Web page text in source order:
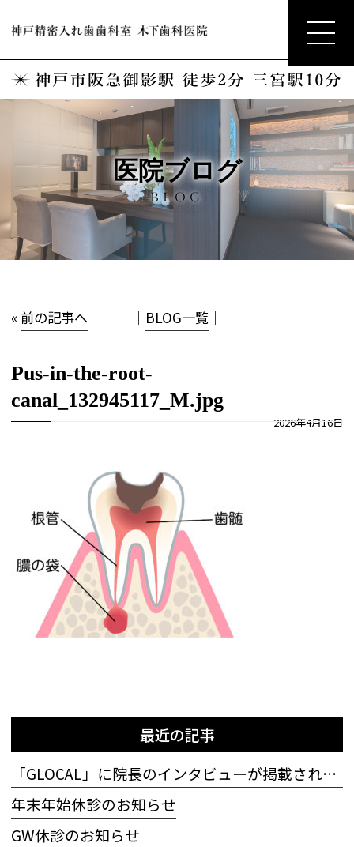
医院ブログ
BLOG
«前の記事へ │ BLOG一覧 │
Pus-in-the-root-
canal_132945117_M.jpg
2026年4月16日
最近の記事
「GLOCAL」に院長のインタビューが掲載されました
年末年始休診のお知らせ
GW休診のお知らせ